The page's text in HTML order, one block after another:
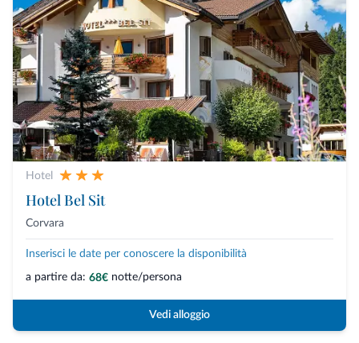
Hotel
Hotel Bel Sit
Corvara
Inserisci le date per conoscere la disponibilità
a partire da: 68€ notte/persona
Vedi alloggio